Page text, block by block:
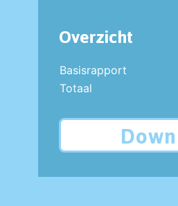
Overzicht
Basisrapport
Totaal